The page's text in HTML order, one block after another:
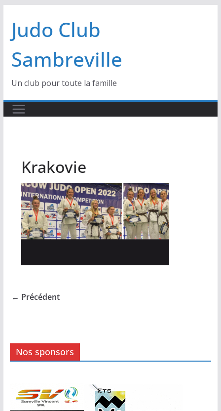
contenu
Judo Club
Sambreville
Un club pour toute la famille
Krakovie
← Précédent
Nos sponsors